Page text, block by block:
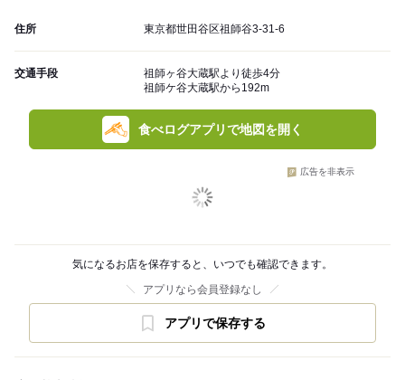
住所 東京都世田谷区祖師谷3-31-6
交通手段
祖師ヶ谷大蔵駅より徒歩4分
祖師ケ谷大蔵駅から192m
食べログアプリで地図を開く
広告を非表示
気になるお店を保存すると、いつでも確認できます。
アプリなら会員登録なし
アプリで保存する